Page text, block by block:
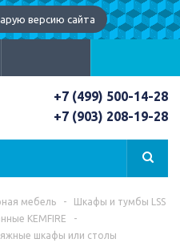
версию сайта
+7 (499) 500-14-28
+7 (903) 208-19-28
мебель -
Шкафы и тумбы LSS
KEMFIRE
-
шкафы или столы